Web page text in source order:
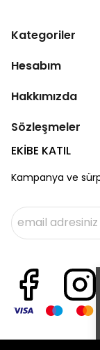
Kategoriler
Hesabım
Hakkımızda
Sözleşmeler
EKİBE KATIL
Kampanya ve